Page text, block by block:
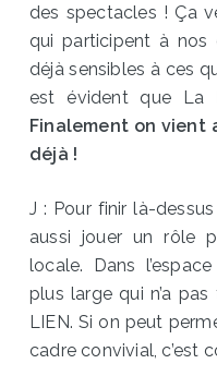
des spectacles ! Ça
qui participent à nos
déjà sensibles à ces
est évident que La
Finalement on vient
déjà !
J : Pour finir là-
aussi jouer un rôle
locale. Dans
plus large qui n’a
LIEN. Si on peut
cadre convivial, c’est